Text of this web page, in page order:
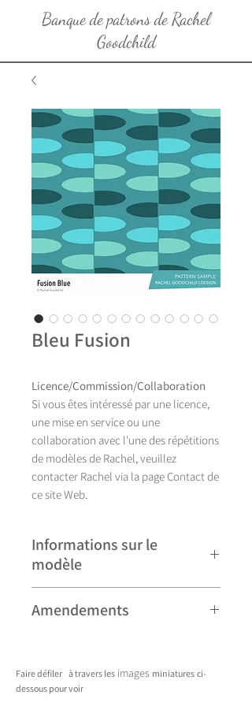
Banque de patrons de Rachel
Goodchild
Bleu Fusion
Licence/Commission/Collaboration
Si vous êtes intéressé par une licence,
une mise en service ou une
collaboration avec l'une des répétitions
de modèles de Rachel, veuillez
contacter Rachel via la page Contact de
ce site Web.
Informations sur le
modèle
se décline actuellement en huit coloris.
Amendements
mineures et peuvent donc différer
légèrement de ceux présentés. Toute
Faire défiler à travers les images miniatures ci-
dessous pour voir